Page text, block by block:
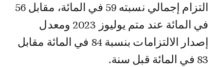
التزام إجمالي نسبته 59 في المائة، مقابل 56
في المائة عند متم يوليوز 2023 ومعدل
إصدار الالتزامات بنسبة 84 في المائة مقابل
83 في المائة قبل سنة.